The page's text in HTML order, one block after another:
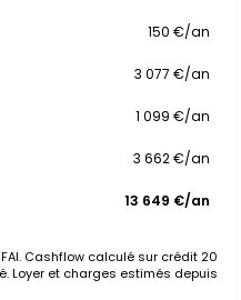
150 €/an
3 077 €/an
1 099 €/an
3 662 €/an
13 649 €/an
Cashflow calculé sur crédit 20
Loyer et charges estimés depuis